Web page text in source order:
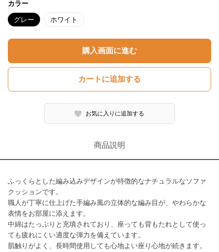
カラー
グレー ホワイト
購入画面に進む
カートに追加する
お気に入りに追加する
商品説明
ふっくらとした編み込みデザインが特徴的なナチュラルなソファ
クッションです。
職人が丁寧に仕上げた手編み風の立体的な編み目が、やわらかな
表情をお部屋に添えます。
中綿はたっぷりと充填されており、座っても背もたれとして使っ
ても疲れにくい適度な弾力を備えています。
肌触りがよく、長時間使用しても心地よい座り心地が続きます。